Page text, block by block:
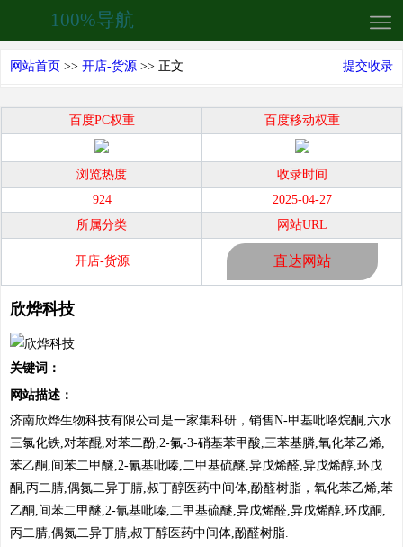
100%导航
网站首页 >> 开店-货源 >> 正文 提交收录
百度PC权重 百度移动权重
浏览热度
收录时间
924
2025-04-27
所属分类
网站URL
开店-货源 直达网站
欣烨科技
关键词：
网站描述：
济南欣烨生物科技有限公司是一家集科研，销售N-甲基吡咯烷酮,六水
三氯化铁,对苯醌,对苯二酚,2-氟-3-硝基苯甲酸,三苯基膦,氧化苯乙烯,
苯乙酮,间苯二甲醚,2-氰基吡嗪,二甲基硫醚,异戊烯醛,异戊烯醇,环戊
酮,丙二腈,偶氮二异丁腈,叔丁醇医药中间体,酚醛树脂，氧化苯乙烯,苯
乙酮,间苯二甲醚,2-氰基吡嗪,二甲基硫醚,异戊烯醛,异戊烯醇,环戊酮,
丙二腈,偶氮二异丁腈,叔丁醇医药中间体,酚醛树脂.